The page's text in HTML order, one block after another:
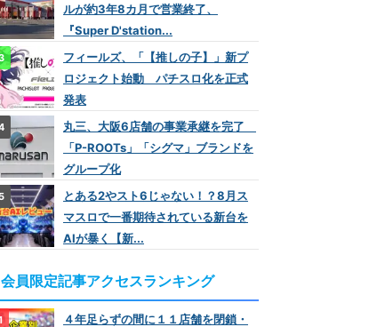
ルが約3年8カ月で営業終了、
『Super D'station...
フィールズ、「【推しの子】」新プ
ロジェクト始動 パチスロ化を正式
発表
丸三、大阪6店舗の事業承継を完了
「P-ROOTs」「シグマ」ブランドを
グループ化
とある2やスト6じゃない！？8月ス
マスロで一番期待されている新台を
AIが暴く【新...
会員限定記事アクセスランキング
４年足らずの間に１１店舗を閉鎖・